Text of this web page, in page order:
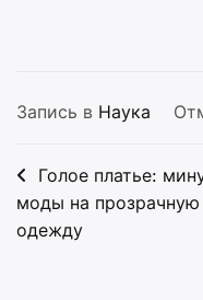
Запись в Наука
Навигация
по
записям
Голое платье:
моды на прозрачную
одежду